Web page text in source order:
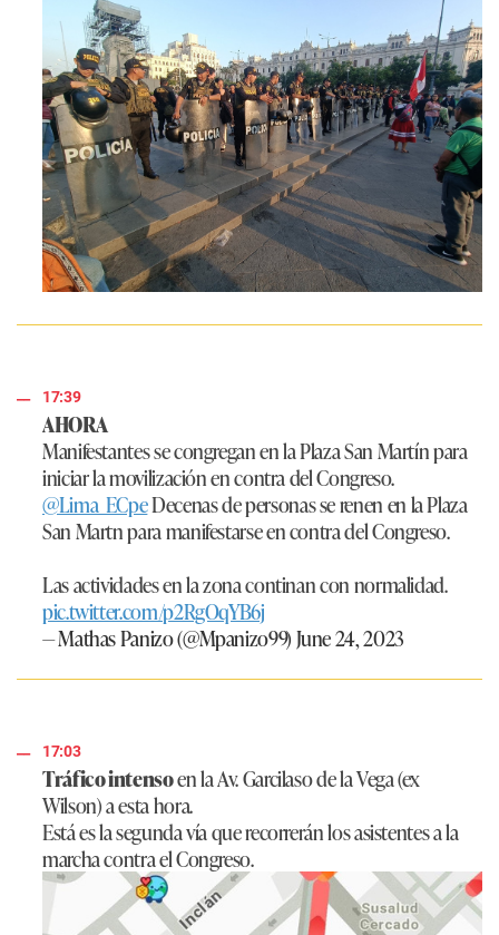
17:39
AHORA
Manifestantes se congregan en la Plaza San Martín para
iniciar la movilización en contra del Congreso.
@Lima_ECpeDecenas de personas se renen en la Plaza
San Martn para manifestarse en contra del Congreso.
Las actividades en la zona continan con normalidad.
pic.twitter.com/p2RgOqYB6j
— Mathas Panizo (@Mpanizo99)June 24, 2023
17:03
Tráfico intensoen la Av. Garcilaso de la Vega (ex
Wilson) a esta hora.
Está es la segunda vía que recorrerán los asistentes a la
marcha contra el Congreso.